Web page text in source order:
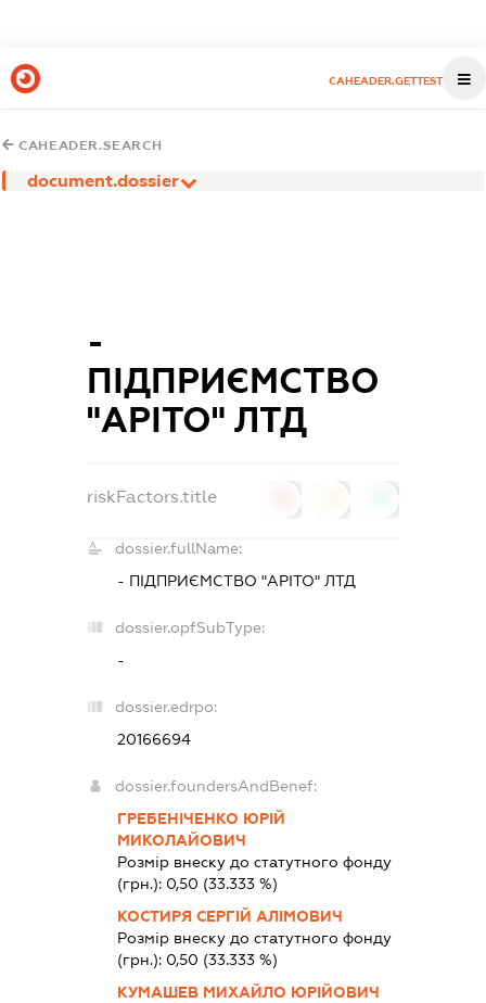
CAHEADER.GETTEST
CAHEADER.SEARCH
document.dossier
-
ПІДПРИЄМСТВО
"АРІТО" ЛТД
riskFactors.title
dossier.fullName:
- ПІДПРИЄМСТВО "АРІТО" ЛТД
dossier.opfSubType:
-
dossier.edrpo:
20166694
dossier.foundersAndBenef:
ГРЕБЕНІЧЕНКО ЮРІЙ
МИКОЛАЙОВИЧ
Розмір внеску до статутного фонду
(грн.): 0,50 (33.333 %)
КОСТИРЯ СЕРГІЙ АЛІМОВИЧ
Розмір внеску до статутного фонду
(грн.): 0,50 (33.333 %)
КУМАШЕВ МИХАЙЛО ЮРІЙОВИЧ